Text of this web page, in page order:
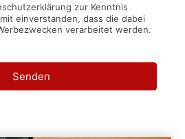
zur Kenntnis
einverstanden, dass die dabei
verarbeitet werden.
Senden